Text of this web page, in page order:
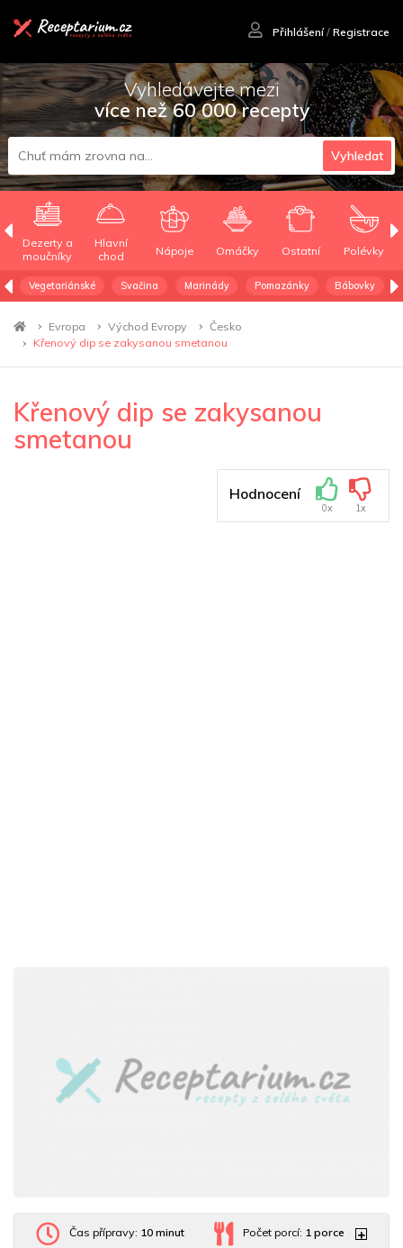
Přihlášení/ Registrace
Vyhledávejte mezi
více než 60 000 recepty
Vyhledat
Dezerty a
moučníky
Hlavní
chod
Nápoje Omáčky Ostatní Polévky
Vegetariánské Svačina Marinády Pomazánky Bábovky
Evropa Východ Evropy
Česko
Křenový dip se zakysanou smetanou
Křenový dip se zakysanou
smetanou
Hodnocení
0x 1x
Čas přípravy: 10 minut Počet porcí: 1 porce